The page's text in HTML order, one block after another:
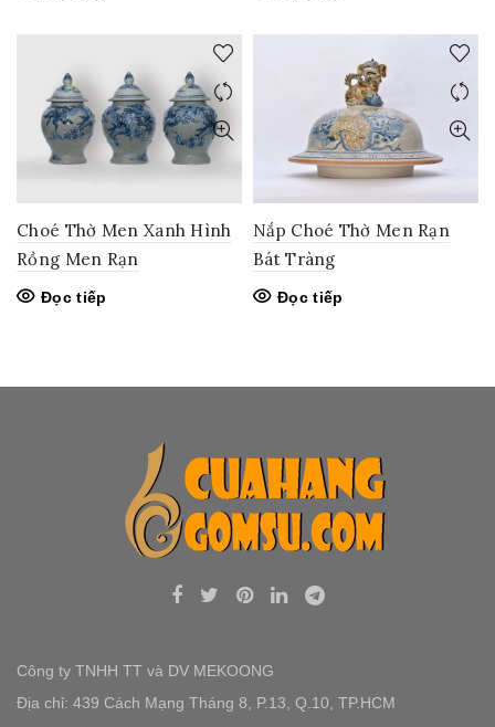
Choé Thờ Men Xanh Hình
Rồng Men Rạn
Đọc tiếp
Nắp Choé Thờ Men Rạn
Bát Tràng
Đọc tiếp
Công ty TNHH TT và DV MEKOONG
Địa chỉ: 439 Cách Mạng Tháng 8, P.13, Q.10, TP.HCM